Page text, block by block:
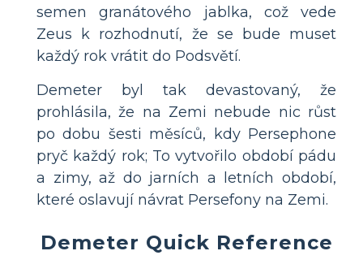
semen granátového jablka, což vede
Zeus k rozhodnutí, že se bude muset
každý rok vrátit do Podsvětí.
Demeter byl tak devastovaný, že
prohlásila, že na Zemi nebude nic růst
po dobu šesti měsíců, kdy Persephone
pryč každý rok; To vytvořilo období pádu
a zimy, až do jarních a letních období,
které oslavují návrat Persefony na Zemi.
Demeter Quick Reference